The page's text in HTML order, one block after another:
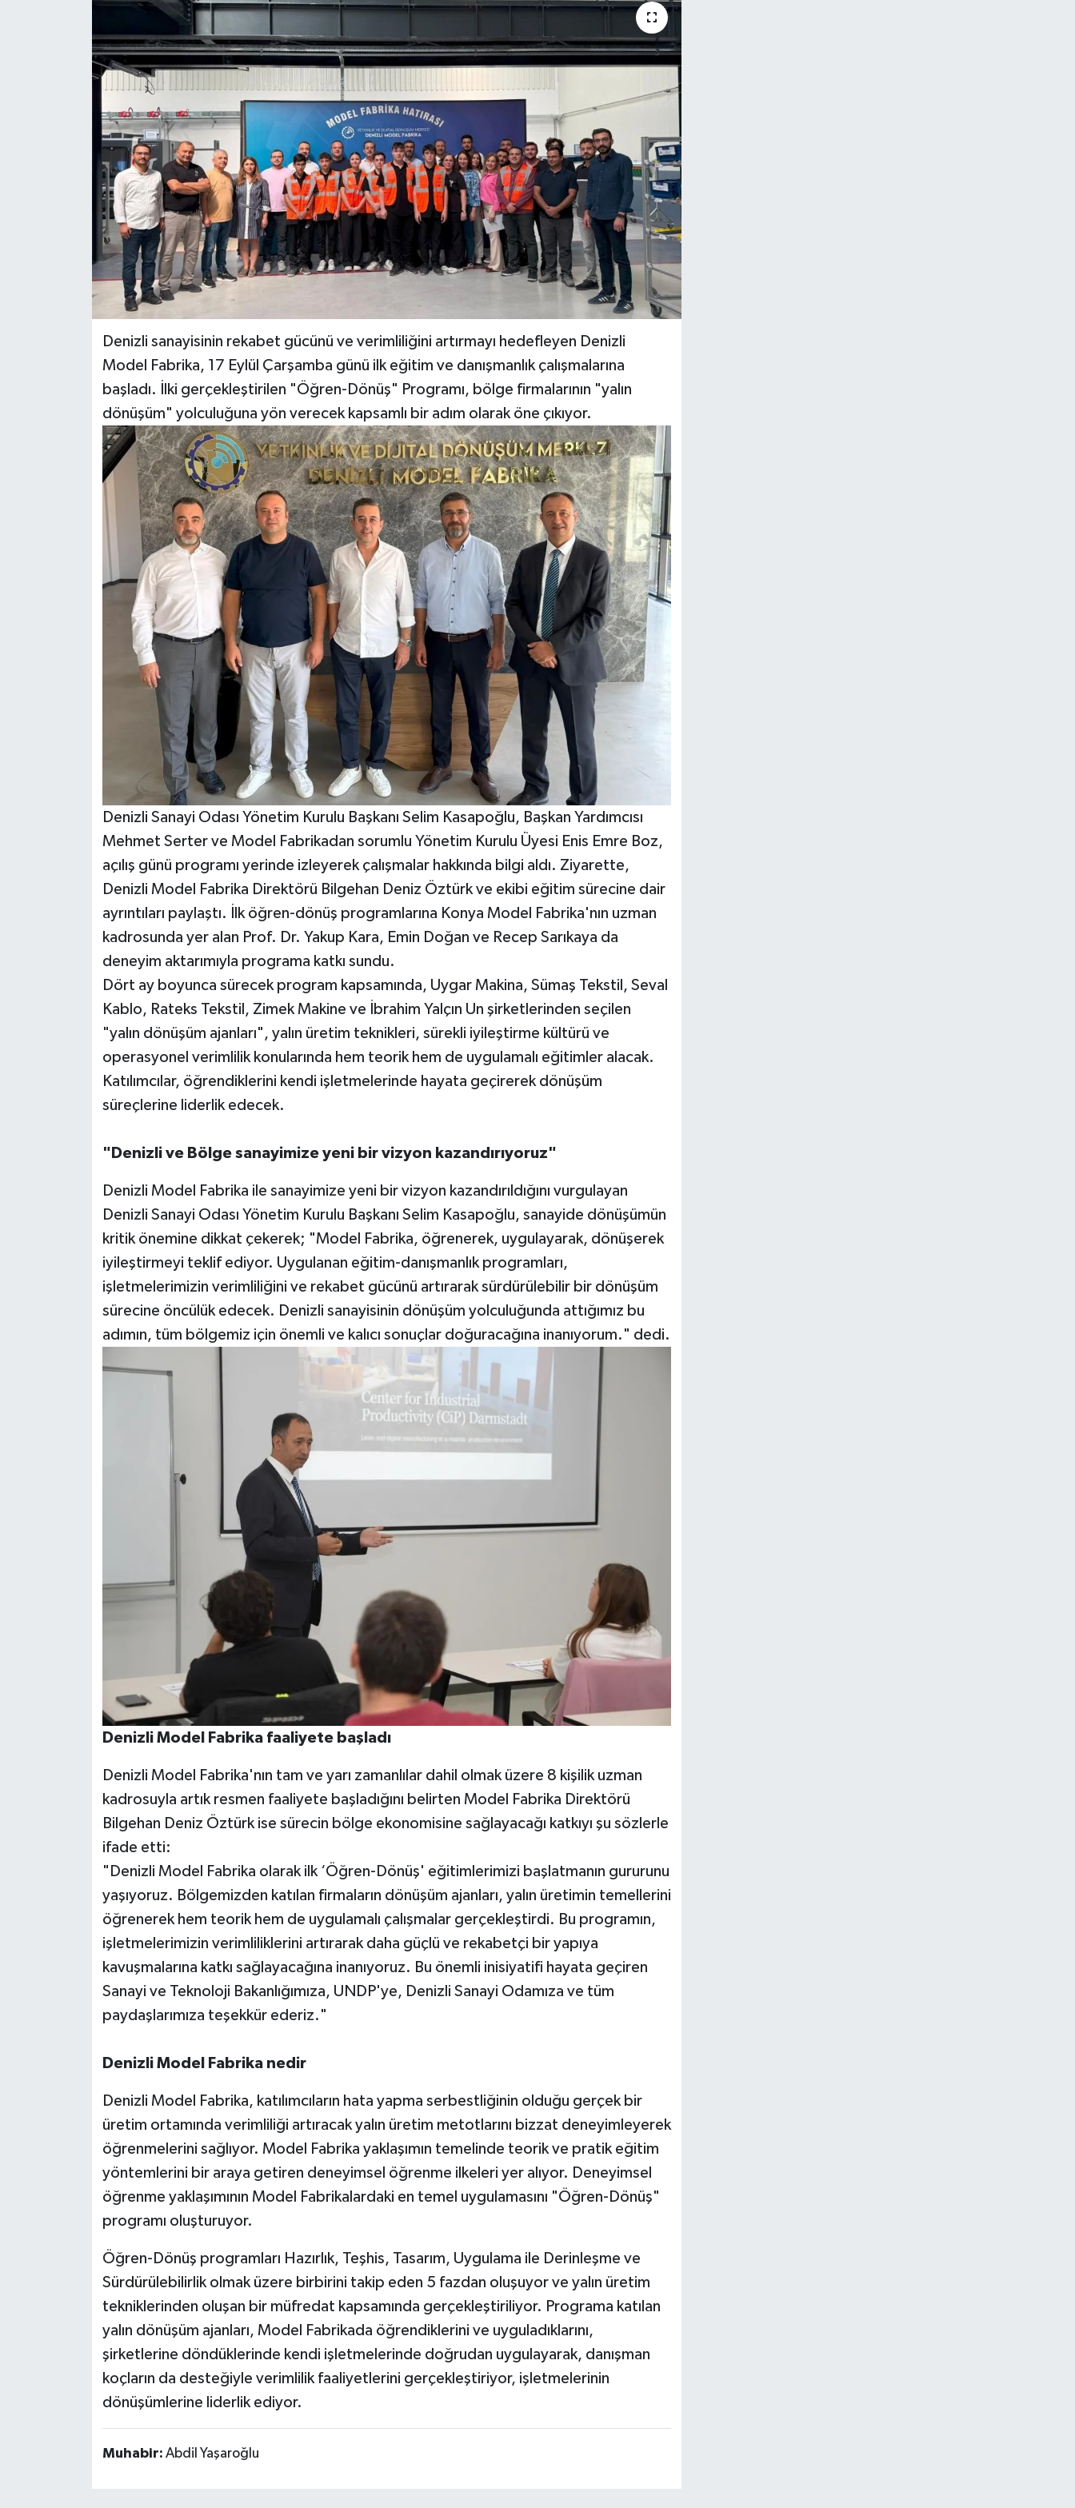
Denizli sanayisinin rekabet gücünü ve verimliliğini artırmayı hedefleyen Denizli
Model Fabrika, 17 Eylül Çarşamba günü ilk eğitim ve danışmanlık çalışmalarına
başladı. İlki gerçekleştirilen "Öğren-Dönüş" Programı, bölge firmalarının "yalın
dönüşüm" yolculuğuna yön verecek kapsamlı bir adım olarak öne çıkıyor.
Denizli Sanayi Odası Yönetim Kurulu Başkanı Selim Kasapoğlu, Başkan Yardımcısı
Mehmet Serter ve Model Fabrikadan sorumlu Yönetim Kurulu Üyesi Enis Emre Boz,
açılış günü programı yerinde izleyerek çalışmalar hakkında bilgi aldı. Ziyarette,
Denizli Model Fabrika Direktörü Bilgehan Deniz Öztürk ve ekibi eğitim sürecine dair
ayrıntıları paylaştı. İlk öğren-dönüş programlarına Konya Model Fabrika'nın uzman
kadrosunda yer alan Prof. Dr. Yakup Kara, Emin Doğan ve Recep Sarıkaya da
deneyim aktarımıyla programa katkı sundu.
Dört ay boyunca sürecek program kapsamında, Uygar Makina, Sümaş Tekstil, Seval
Kablo, Rateks Tekstil, Zimek Makine ve İbrahim Yalçın Un şirketlerinden seçilen
"yalın dönüşüm ajanları", yalın üretim teknikleri, sürekli iyileştirme kültürü ve
operasyonel verimlilik konularında hem teorik hem de uygulamalı eğitimler alacak.
Katılımcılar, öğrendiklerini kendi işletmelerinde hayata geçirerek dönüşüm
süreçlerine liderlik edecek.
"Denizli ve Bölge sanayimize yeni bir vizyon kazandırıyoruz"
Denizli Model Fabrika ile sanayimize yeni bir vizyon kazandırıldığını vurgulayan
Denizli Sanayi Odası Yönetim Kurulu Başkanı Selim Kasapoğlu, sanayide dönüşümün
kritik önemine dikkat çekerek; "Model Fabrika, öğrenerek, uygulayarak, dönüşerek
iyileştirmeyi teklif ediyor. Uygulanan eğitim-danışmanlık programları,
işletmelerimizin verimliliğini ve rekabet gücünü artırarak sürdürülebilir bir dönüşüm
sürecine öncülük edecek. Denizli sanayisinin dönüşüm yolculuğunda attığımız bu
adımın, tüm bölgemiz için önemli ve kalıcı sonuçlar doğuracağına inanıyorum." dedi.
Denizli Model Fabrika faaliyete başladı
Denizli Model Fabrika'nın tam ve yarı zamanlılar dahil olmak üzere 8 kişilik uzman
kadrosuyla artık resmen faaliyete başladığını belirten Model Fabrika Direktörü
Bilgehan Deniz Öztürk ise sürecin bölge ekonomisine sağlayacağı katkıyı şu sözlerle
ifade etti:
"Denizli Model Fabrika olarak ilk ‘Öğren-Dönüş' eğitimlerimizi başlatmanın gururunu
yaşıyoruz. Bölgemizden katılan firmaların dönüşüm ajanları, yalın üretimin temellerini
öğrenerek hem teorik hem de uygulamalı çalışmalar gerçekleştirdi. Bu programın,
işletmelerimizin verimliliklerini artırarak daha güçlü ve rekabetçi bir yapıya
kavuşmalarına katkı sağlayacağına inanıyoruz. Bu önemli inisiyatifi hayata geçiren
Sanayi ve Teknoloji Bakanlığımıza, UNDP'ye, Denizli Sanayi Odamıza ve tüm
paydaşlarımıza teşekkür ederiz."
Denizli Model Fabrika nedir
Denizli Model Fabrika, katılımcıların hata yapma serbestliğinin olduğu gerçek bir
üretim ortamında verimliliği artıracak yalın üretim metotlarını bizzat deneyimleyerek
öğrenmelerini sağlıyor. Model Fabrika yaklaşımın temelinde teorik ve pratik eğitim
yöntemlerini bir araya getiren deneyimsel öğrenme ilkeleri yer alıyor. Deneyimsel
öğrenme yaklaşımının Model Fabrikalardaki en temel uygulamasını "Öğren-Dönüş"
programı oluşturuyor.
Öğren-Dönüş programları Hazırlık, Teşhis, Tasarım, Uygulama ile Derinleşme ve
Sürdürülebilirlik olmak üzere birbirini takip eden 5 fazdan oluşuyor ve yalın üretim
tekniklerinden oluşan bir müfredat kapsamında gerçekleştiriliyor. Programa katılan
yalın dönüşüm ajanları, Model Fabrikada öğrendiklerini ve uyguladıklarını,
şirketlerine döndüklerinde kendi işletmelerinde doğrudan uygulayarak, danışman
koçların da desteğiyle verimlilik faaliyetlerini gerçekleştiriyor, işletmelerinin
dönüşümlerine liderlik ediyor.
Muhabir: Abdil Yaşaroğlu
RESMİ REKLAM